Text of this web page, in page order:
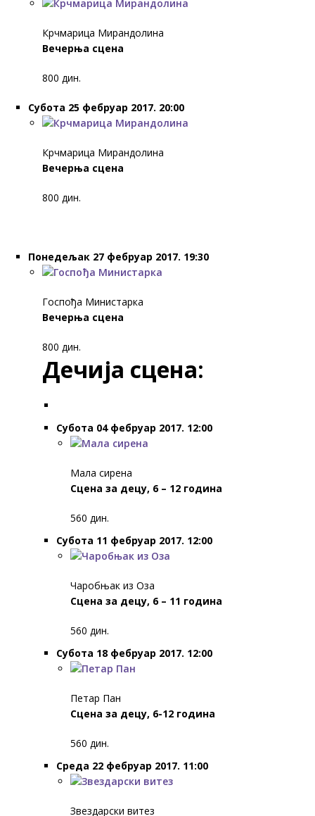
Крчмарица Мирандолина
Вечерња сцена
800 дин.
Субота 25 фебруар 2017. 20:00
Крчмарица Мирандолина
Вечерња сцена
800 дин.
Понедељак 27 фебруар 2017. 19:30
Госпођа Министарка
Вечерња сцена
800 дин.
Дечија сцена:
Субота 04 фебруар 2017. 12:00
Мала сирена
Сцена за децу, 6 – 12 година
560 дин.
Субота 11 фебруар 2017. 12:00
Чаробњак из Оза
Сцена за децу, 6 – 11 година
560 дин.
Субота 18 фебруар 2017. 12:00
Петар Пан
Сцена за децу, 6-12 година
560 дин.
Среда 22 фебруар 2017. 11:00
Звездарски витез